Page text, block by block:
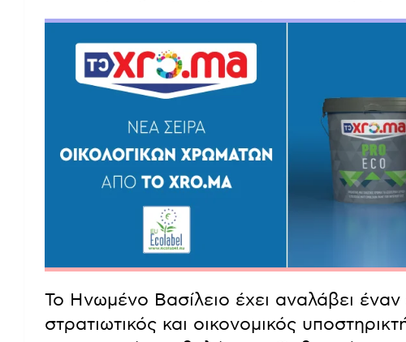
Το Ηνωμένο Βασίλειο έχει αναλάβει
στρατιωτικός και οικονομικός